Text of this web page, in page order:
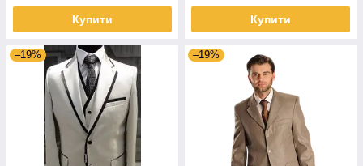
Купити Купити
–19% –19%